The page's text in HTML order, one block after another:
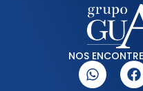
NOS